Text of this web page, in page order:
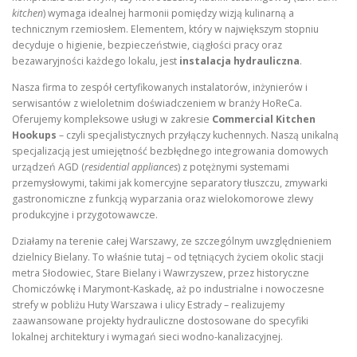
kitchen) wymaga idealnej harmonii pomiędzy wizją kulinarną a
technicznym rzemiosłem. Elementem, który w największym stopniu
decyduje o higienie, bezpieczeństwie, ciągłości pracy oraz
bezawaryjności każdego lokalu, jest instalacja hydrauliczna.
Nasza firma to zespół certyfikowanych instalatorów, inżynierów i
serwisantów z wieloletnim doświadczeniem w branży HoReCa.
Oferujemy kompleksowe usługi w zakresie Commercial Kitchen
Hookups – czyli specjalistycznych przyłączy kuchennych. Naszą unikalną
specjalizacją jest umiejętność bezbłędnego integrowania domowych
urządzeń AGD (residential appliances) z potężnymi systemami
przemysłowymi, takimi jak komercyjne separatory tłuszczu, zmywarki
gastronomiczne z funkcją wyparzania oraz wielokomorowe zlewy
produkcyjne i przygotowawcze.
Działamy na terenie całej Warszawy, ze szczególnym uwzględnieniem
dzielnicy Bielany. To właśnie tutaj – od tętniących życiem okolic stacji
metra Słodowiec, Stare Bielany i Wawrzyszew, przez historyczne
Chomiczówkę i Marymont-Kaskadę, aż po industrialne i nowoczesne
strefy w pobliżu Huty Warszawa i ulicy Estrady – realizujemy
zaawansowane projekty hydrauliczne dostosowane do specyfiki
lokalnej architektury i wymagań sieci wodno-kanalizacyjnej.